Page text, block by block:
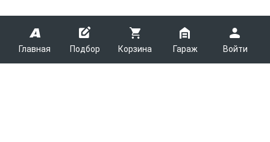
Главная Подбор Корзина Гараж Войти